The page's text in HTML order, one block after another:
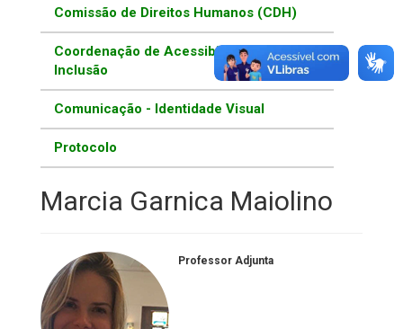
Comissão de Direitos Humanos (CDH)
Coordenação de Acessibilidade e
Inclusão
Comunicação - Identidade Visual
Protocolo
Marcia Garnica Maiolino
Professor Adjunta